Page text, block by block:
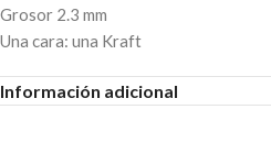
Grosor 2.3 mm
Una cara: una Kraft
Información adicional